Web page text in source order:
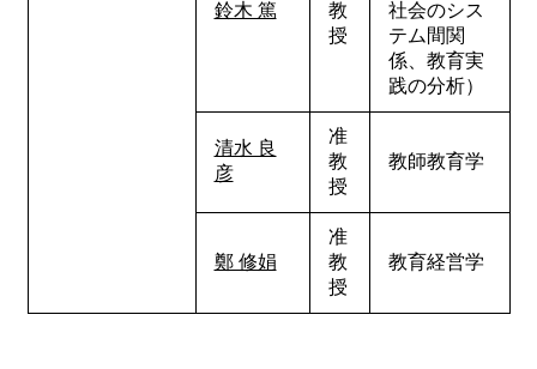
鈴木 篤
教
授
社会のシス
テム間関
係、教育実
践の分析）
清水 良
彦
准
教
授
教師教育学
鄭 修娟
准
教
授
教育経営学